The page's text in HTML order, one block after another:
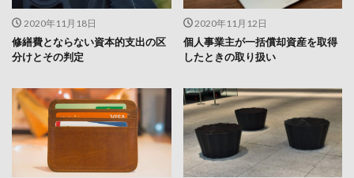
2020年11月18日
修繕費とならない資本的支出の区
分けとその判定
2020年11月12日
個人事業主が一括償却資産を取得
したときの取り扱い